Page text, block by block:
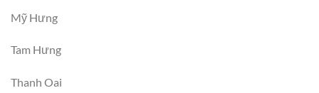
Mỹ Hưng
Tam Hưng
Thanh Oai